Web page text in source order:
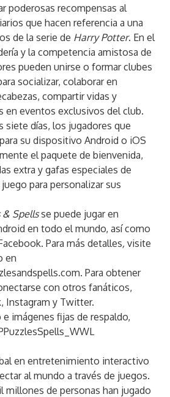
poderosas recompensas al
que hacen referencia a una
de la serie de Harry Potter. En el
y la competencia amistosa de
pueden unirse o formar clubes
socializar, colaborar en
compartir vidas y
en eventos exclusivos del club.
siete días, los jugadores que
su dispositivo Android o iOS
el paquete de bienvenida,
extra y gafas especiales de
para personalizar sus
& Spellsse puede jugar en
en todo el mundo, así como
Para más detalles, visite
en
. Para obtener
con otros fanáticos,
, Instagram y Twitter.
imágenes fijas de respaldo,
en entretenimiento interactivo
al mundo a través de juegos.
millones de personas han jugado